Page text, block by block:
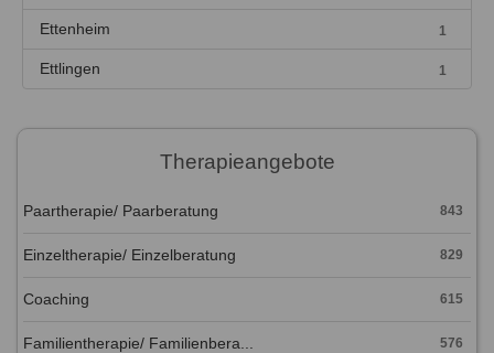
Ettenheim 1
Ettlingen 1
Therapieangebote
Paartherapie/ Paarberatung 843
Einzeltherapie/ Einzelberatung 829
Coaching 615
Familientherapie/ Familienbera... 576